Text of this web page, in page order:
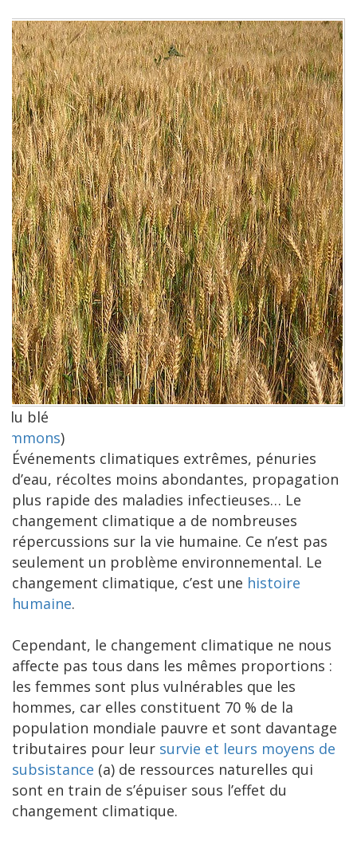
du blé
)
Événements climatiques extrêmes, pénuries
d’eau, récoltes moins abondantes, propagation
plus rapide des maladies infectieuses… Le
changement climatique a de nombreuses
répercussions sur la vie humaine. Ce n’est pas
seulement un problème environnemental. Le
changement climatique, c’est une histoire
humaine.
Cependant, le changement climatique ne nous
affecte pas tous dans les mêmes proportions :
les femmes sont plus vulnérables que les
hommes, car elles constituent 70 % de la
population mondiale pauvre et sont davantage
tributaires pour leur survie et leurs moyens de
subsistance (a) de ressources naturelles qui
sont en train de s’épuiser sous l’effet du
changement climatique.